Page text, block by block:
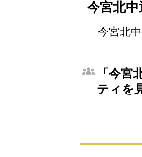
今宮北中
「今宮北
「今宮
ティを